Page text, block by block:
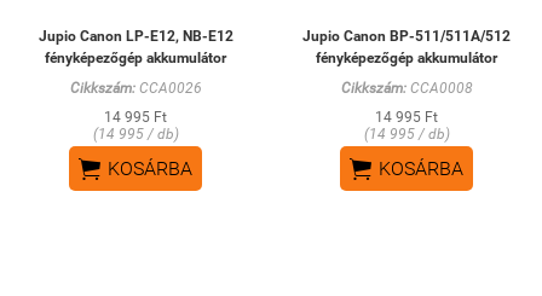
Jupio Canon LP-E12, NB-E12
fényképezőgép akkumulátor
Cikkszám:CCA0026
14 995 Ft
(14 995 / db)
 KOSÁRBA
Jupio Canon BP-511/511A/512
fényképezőgép akkumulátor
Cikkszám:CCA0008
14 995 Ft
(14 995 / db)
 KOSÁRBA